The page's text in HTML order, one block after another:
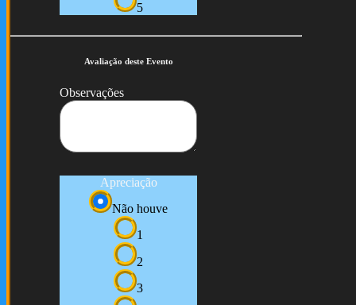
5
Avaliação deste Evento
Observações
Apreciação
Não houve
1
2
3